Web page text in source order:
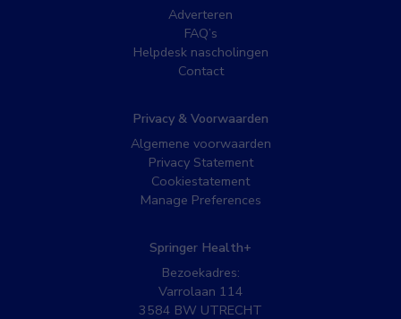
Adverteren
FAQ’s
Helpdesk nascholingen
Contact
Privacy & Voorwaarden
Algemene voorwaarden
Privacy Statement
Cookiestatement
Manage Preferences
Springer Health+
Bezoekadres:
Varrolaan 114
3584 BW UTRECHT